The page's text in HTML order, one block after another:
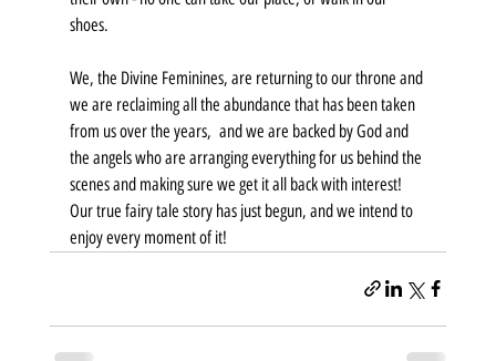
shoes.
We, the Divine Feminines, are returning to our throne and
we are reclaiming all the abundance that has been taken
from us over the years,  and we are backed by God and
the angels who are arranging everything for us behind the
scenes and making sure we get it all back with interest!
Our true fairy tale story has just begun, and we intend to
enjoy every moment of it!